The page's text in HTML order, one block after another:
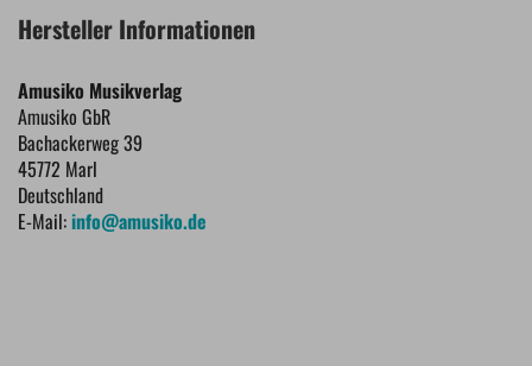
Hersteller Informationen
Amusiko Musikverlag
Amusiko GbR
Bachackerweg 39
45772 Marl
Deutschland
E-Mail:info@amusiko.de